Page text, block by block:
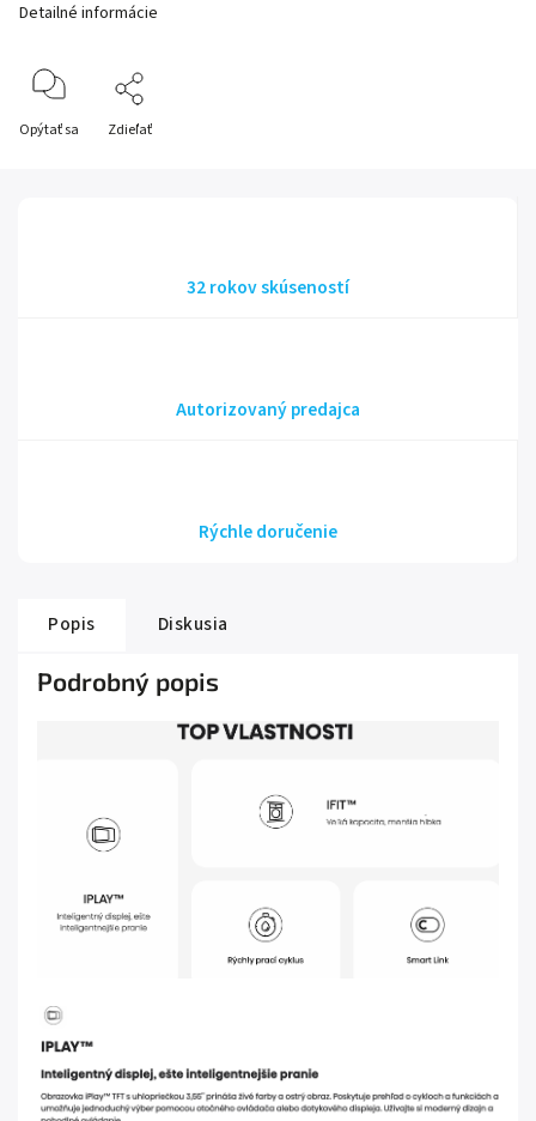
Detailné informácie
Opýtať sa Zdieľať
32 rokov skúseností
Autorizovaný predajca
Rýchle doručenie
Popis Diskusia
Podrobný popis